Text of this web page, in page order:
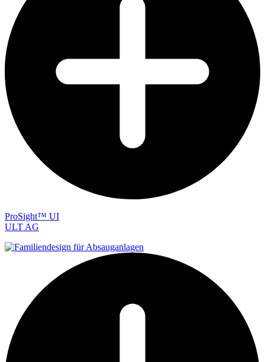
ProSight™ UI
ULT AG